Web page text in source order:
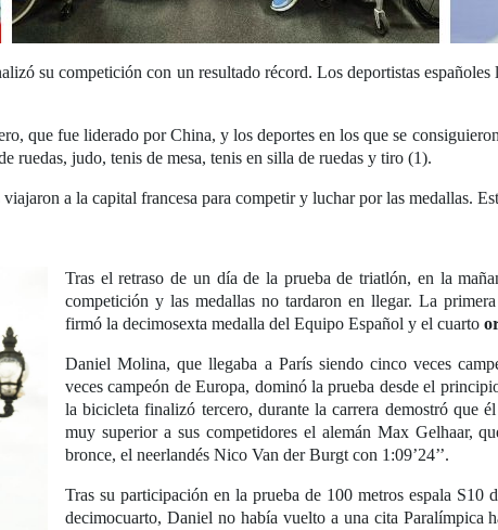
su competición con un resultado récord. Los deportistas
que fue liderado por China, y los deportes en los que se
ruedas, judo, tenis de mesa, tenis en silla de ruedas y tiro (1).
a la capital francesa para competir y luchar por las medallas.
Tras el retraso de un día de la prueba de triatlón, en la
competición y las medallas no tardaron en llegar. La
firmó la decimosexta medalla del Equipo Español y el cuarto
Daniel Molina, que llegaba a París siendo cinco veces
veces campeón de Europa, dominó la prueba desde el
la bicicleta finalizó tercero, durante la carrera demostró que
muy superior a sus competidores el alemán Max Gelhaar,
bronce, el neerlandés Nico Van der Burgt con 1:09’24’’.
Tras su participación en la prueba de 100 metros espala S10
decimocuarto, Daniel no había vuelto a una cita Paralímpica